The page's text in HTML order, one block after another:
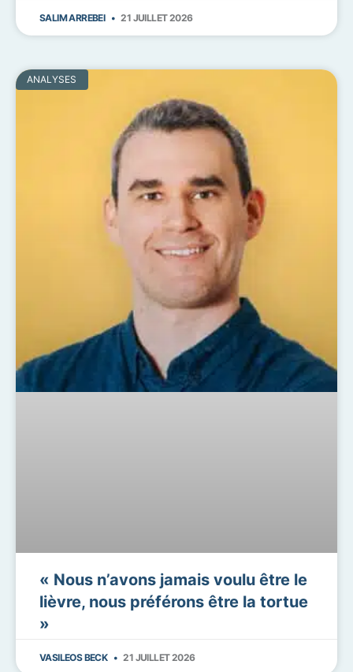
SALIM ARREBEI 21 JUILLET 2026
ANALYSES
« Nous n’avons jamais voulu être le
lièvre, nous préférons être la tortue
»
VASILEOS BECK 21 JUILLET 2026